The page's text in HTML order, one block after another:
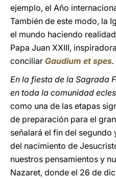
ejemplo, el Año
También de este modo, la
el mundo haciendo
Papa Juan XXIII,
conciliar Gaudium et spes.
En la fiesta de la Sagrada
en toda la comunidad
como una de las etapas
de preparación para el
señalará el fin del
del nacimiento de
nuestros pensamientos y
Nazaret, donde el 26 de